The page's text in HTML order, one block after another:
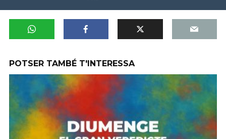
POTSER TAMBÉ T'INTERESSA